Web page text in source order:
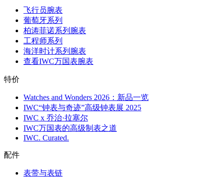
飞行员腕表
葡萄牙系列
柏涛菲诺系列腕表
工程师系列
海洋时计系列腕表
查看IWC万国表腕表
特价
Watches and Wonders 2026：新品一览
IWC“钟表与奇迹”高级钟表展 2025
IWC x 乔治·拉塞尔
IWC万国表的高级制表之道
IWC. Curated.
配件
表带与表链